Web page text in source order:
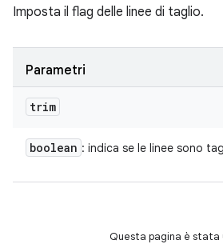
Imposta il flag delle linee di taglio.
Parametri
trim
boolean : indica se le linee sono
Questa pagina è stata